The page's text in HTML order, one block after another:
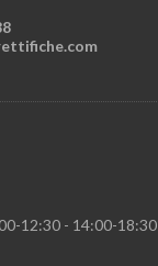
12:30 - 14:00-18:30